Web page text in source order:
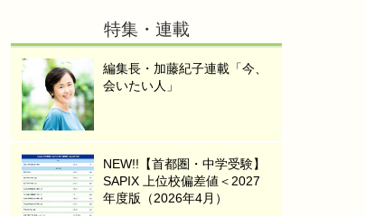
特集・連載
編集長・加藤紀子連載「今、
会いたい人」
NEW!!【首都圏・中学受験】
SAPIX 上位校偏差値＜2027
年度版（2026年4月）